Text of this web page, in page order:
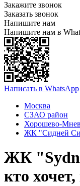
Закажите звонок
Заказать звонок
Напишите нам
Напишите нам в
Написать в WhatsApp
Москва
СЗАО район
Хорошево-
ЖК "Сидней
​ЖК
кто